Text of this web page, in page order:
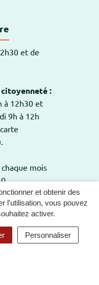
et obtenir des
l'utilisation, vous pouvez
activer.
Personnaliser
et de
:
à 12h30 et
9h à 12h
mois